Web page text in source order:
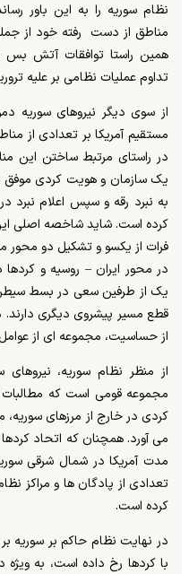
نظام سوریه را به این باور
مناطق از دست رفته خود از
همین راستا توافقات آتش بس
تداوم عملیات نظامی بر علیه
از سوی دیگر نیروهای سوریه
مستقیم آمریکا بر تعدادی از
در راستای مرتبط ساختن این
یک سازمان و هویت کردی موفق
به نبرد رقه و سپس اعلام نبرد
کرده است. شاید شاخصه اصلی
فرات از یکسو و تشکیل دو محور
در محور ایران– روسیه و کردها
یک از طرفین سعی در بسط
قطع مسیر پیشروی دیگری
از حساسیت، مجموعه ای از
از منظر نظام سوریه،
مجموعه قومی است که
کردی در خارج از مرزهای
می آورد. همچنان که اتحاد
مدت آمریکا در شمال شرقی
تعدادی از پادگان ها و مراکز
کرده است.
در نهایت نظام حاکم بر سوریه
با کردها رخ داده است، به ویژه